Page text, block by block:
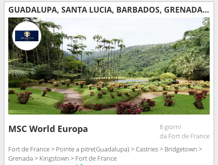
GUADALUPA, SANTA LUCIA, BARBADOS, GRENADA, SAINT-VINCENT E LE GRENADINE, MARTINICA
MSC World Europa
8 giorni
da Fort de France
Fort de France > Pointe a pitre(Guadalupa) > Castries > Bridgetown >
Grenada > Kingstown > Fort de France